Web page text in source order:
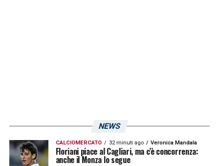
NEWS
CALCIOMERCATO 32 minuti ago Veronica Mandala
Floriani piace al Cagliari, ma c’è concorrenza:
anche il Monza lo segue